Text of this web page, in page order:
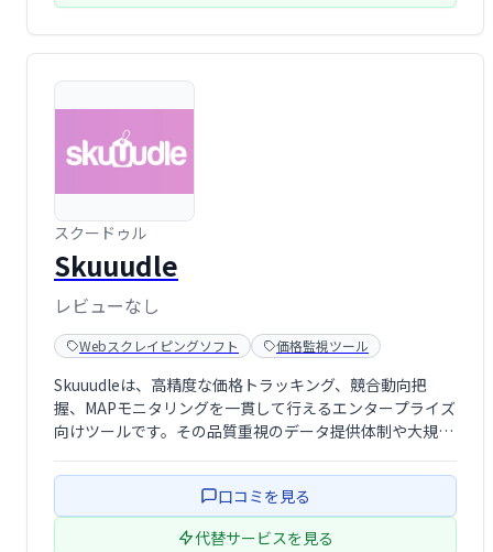
スクードゥル
Skuuudle
レビューなし
Webスクレイピングソフト 価格監視ツール
Skuuudleは、高精度な価格トラッキング、競合動向把
握、MAPモニタリングを一貫して行えるエンタープライズ
向けツールです。その品質重視のデータ提供体制や大規模
ド企業の価格戦略遂行に不可欠なプラットフォームと言え
るでしょう。中小規模でも価格戦略に …
口コミを見る
代替サービスを見る